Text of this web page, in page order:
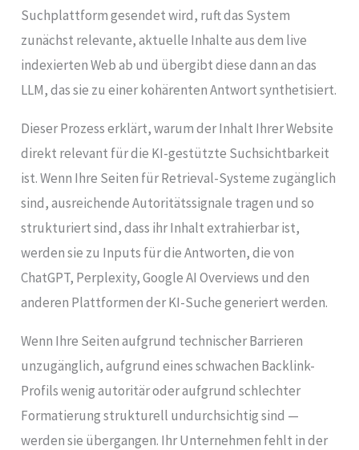
Suchplattform gesendet wird, ruft das System
zunächst relevante, aktuelle Inhalte aus dem live
indexierten Web ab und übergibt diese dann an das
LLM, das sie zu einer kohärenten Antwort synthetisiert.
Dieser Prozess erklärt, warum der Inhalt Ihrer Website
direkt relevant für die KI-gestützte Suchsichtbarkeit
ist. Wenn Ihre Seiten für Retrieval-Systeme zugänglich
sind, ausreichende Autoritätssignale tragen und so
strukturiert sind, dass ihr Inhalt extrahierbar ist,
werden sie zu Inputs für die Antworten, die von
ChatGPT, Perplexity, Google AI Overviews und den
anderen Plattformen der KI-Suche generiert werden.
Wenn Ihre Seiten aufgrund technischer Barrieren
unzugänglich, aufgrund eines schwachen Backlink-
Profils wenig autoritär oder aufgrund schlechter
Formatierung strukturell undurchsichtig sind —
werden sie übergangen. Ihr Unternehmen fehlt in der